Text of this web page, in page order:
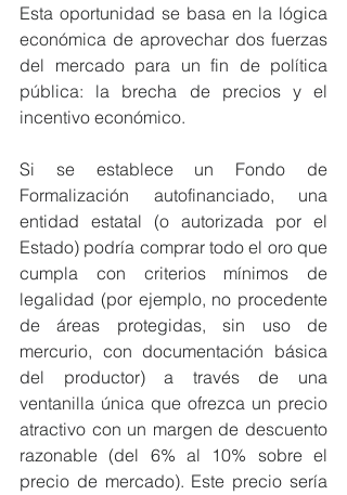
Esta oportunidad se basa en la lógica
económica de aprovechar dos fuerzas
del mercado para un fin de política
pública: la brecha de precios y el
incentivo económico.
Si se establece un Fondo de
Formalización autofinanciado, una
entidad estatal (o autorizada por el
Estado) podría comprar todo el oro que
cumpla con criterios mínimos de
legalidad (por ejemplo, no procedente
de áreas protegidas, sin uso de
mercurio, con documentación básica
del productor) a través de una
ventanilla única que ofrezca un precio
atractivo con un margen de descuento
razonable (del 6% al 10% sobre el
precio de mercado). Este precio sería